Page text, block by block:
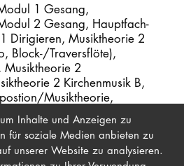
1 Gesang,
2 Gesang, Hauptfach-
Dirigieren, Musiktheorie 2
Block-/Traversflöte),
Musiktheorie 2
2 Kirchenmusik B,
Musiktheorie,
(alle Studiengänge)
Inhalte und Anzeigen zu
für soziale Medien anbieten zu
unserer Website zu analysieren.